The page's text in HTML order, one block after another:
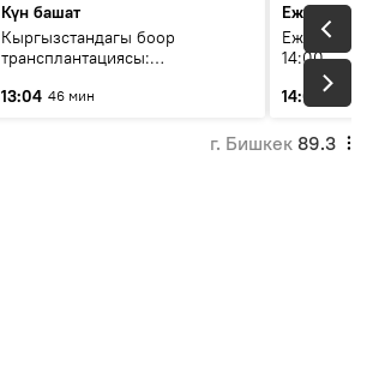
Күн башат
Кыргызстандагы боор
трансплантациясы:
келечеги
13:04 46 мин
Ежедневные
Ежедневные
14:00
14:01
3 мин
г. Бишкек 89.3